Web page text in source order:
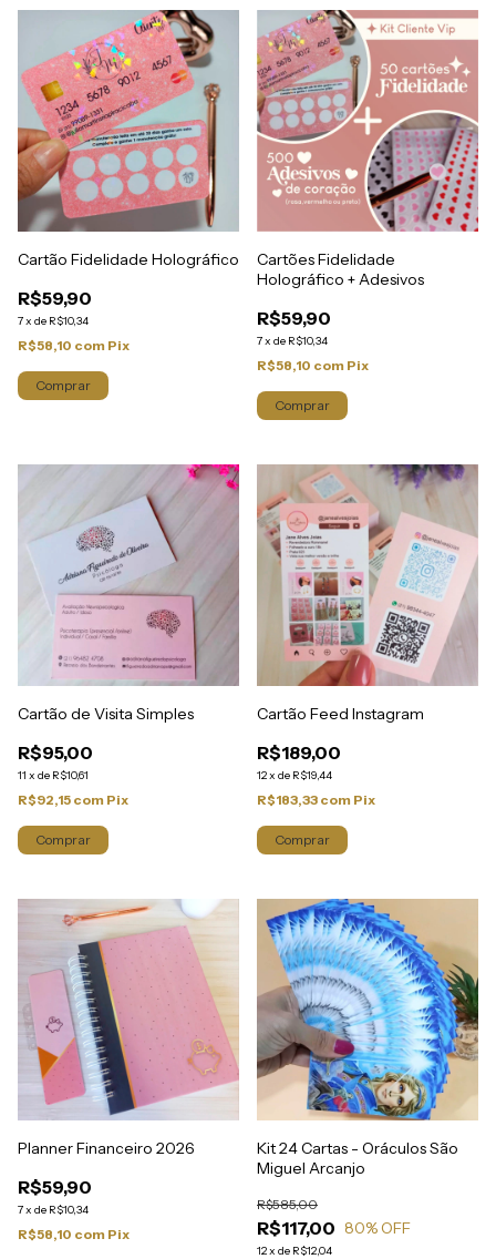
Cartão Fidelidade Holográfico
R$59,90
7x de R$10,34
R$58,10 com Pix
Comprar
Cartões Fidelidade
Holográfico + Adesivos
R$59,90
7x de R$10,34
R$58,10 com Pix
Comprar
Cartão de Visita Simples
R$95,00
11 x de R$10,61
R$92,15 com Pix
Comprar
Cartão Feed Instagram
R$189,00
12x de R$19,44
R$183,33 com Pix
Comprar
Planner Financeiro 2026
R$59,90
7x de R$10,34
R$58,10 com Pix
Kit 24 Cartas - Oráculos São
Miguel Arcanjo
R$117,00
R$585,00
80% OFF
12x de R$12,04